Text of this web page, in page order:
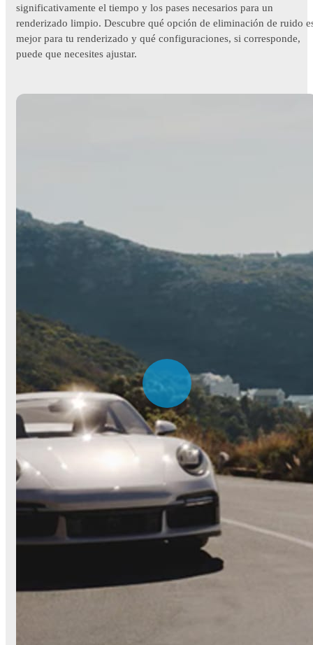
significativamente el tiempo y los pases necesarios para un
renderizado limpio. Descubre qué opción de eliminación de ruido
mejor para tu renderizado y qué configuraciones, si corresponde,
puede que necesites ajustar.